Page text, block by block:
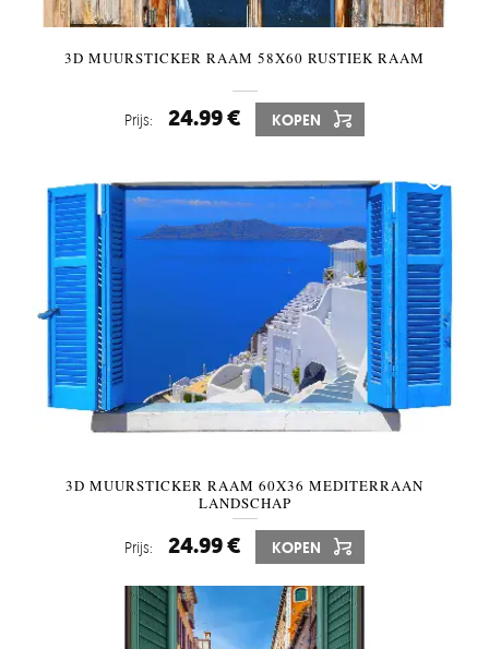
3D MUURSTICKER RAAM 58X60 RUSTIEK RAAM
Prijs: 24.99 € KOPEN
3D MUURSTICKER RAAM 60X36 MEDITERRAAN
LANDSCHAP
Prijs: 24.99 € KOPEN